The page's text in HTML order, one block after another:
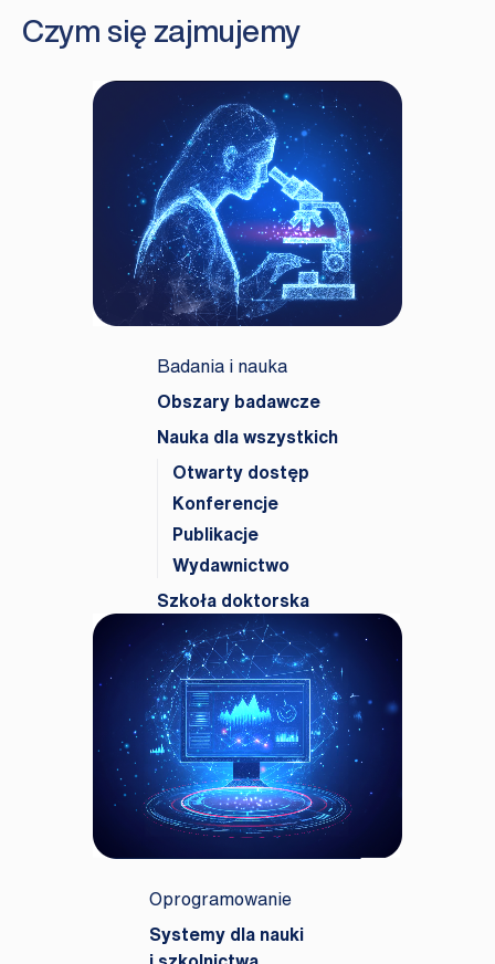
Czym się zajmujemy
Badania i nauka
Obszary badawcze
Nauka dla wszystkich
Otwarty dostęp
Konferencje
Publikacje
Wydawnictwo
Szkoła doktorska
Oprogramowanie
Systemy dla nauki